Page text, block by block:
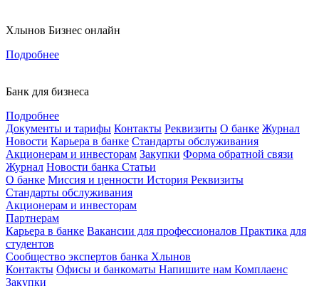
Хлынов Бизнес онлайн
Подробнее
Банк для бизнеса
Подробнее
Документы и тарифы Контакты Реквизиты О банке Журнал
Новости Карьера в банке Стандарты обслуживания
Акционерам и инвесторам Закупки Форма обратной связи
Журнал Новости банка Статьи
О банке Миссия и ценности История Реквизиты
Стандарты обслуживания
Акционерам и инвесторам
Партнерам
Карьера в банке Вакансии для профессионалов Практика для
студентов
Сообщество экспертов банка Хлынов
Контакты Офисы и банкоматы Напишите нам Комплаенс
Закупки